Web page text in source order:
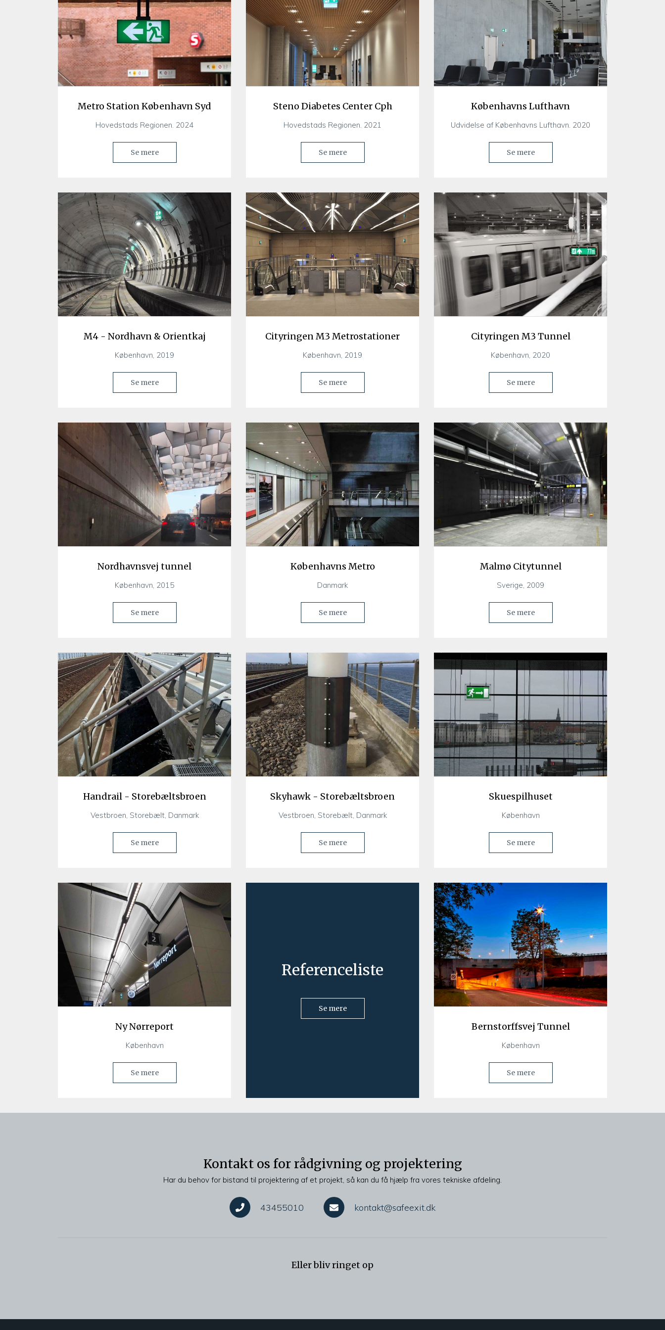
Metro Station København Syd
Hovedstads Regionen. 2024
Se mere
Steno Diabetes Center Cph
Hovedstads Regionen. 2021
Se mere
Københavns Lufthavn
Udvidelse af Københavns Lufthavn. 2020
Se mere
M4 - Nordhavn & Orientkaj
København, 2019
Se mere
Cityringen M3 Metrostationer
København, 2019
Se mere
Cityringen M3 Tunnel
København, 2020
Se mere
Nordhavnsvej tunnel
København, 2015
Se mere
Københavns Metro
Danmark
Se mere
Malmø Citytunnel
Sverige, 2009
Se mere
Handrail - Storebæltsbroen
Vestbroen, Storebælt, Danmark
Se mere
Skyhawk - Storebæltsbroen
Vestbroen, Storebælt, Danmark
Se mere
Skuespilhuset
København
Se mere
Ny Nørreport
København
Se mere
Referenceliste
Se mere
Bernstorffsvej Tunnel
København
Se mere
Kontakt os for rådgivning og projektering
Har du behov for bistand til projektering af et projekt, så kan du få hjælp fra vores tekniske afdeling.
43455010 kontakt@safeexit.dk
Eller bliv ringet op